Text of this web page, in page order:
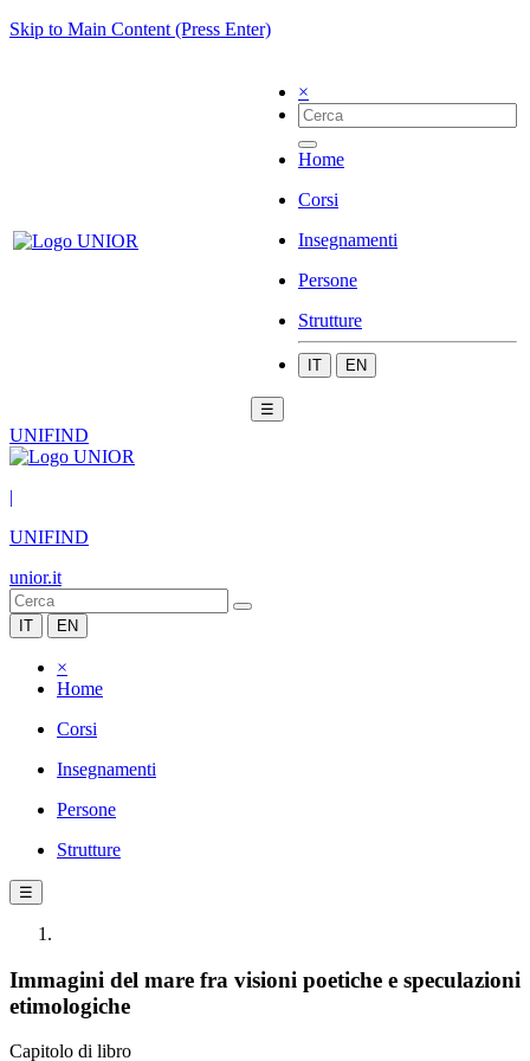
Skip to Main Content (Press Enter)
×
Home
Corsi
Insegnamenti
Persone
Strutture
IT EN
☰
UNIFIND
|
UNIFIND
unior.it
IT EN
×
Home
Corsi
Insegnamenti
Persone
Strutture
☰
Immagini del mare fra visioni poetiche e speculazioni
etimologiche
Capitolo di libro